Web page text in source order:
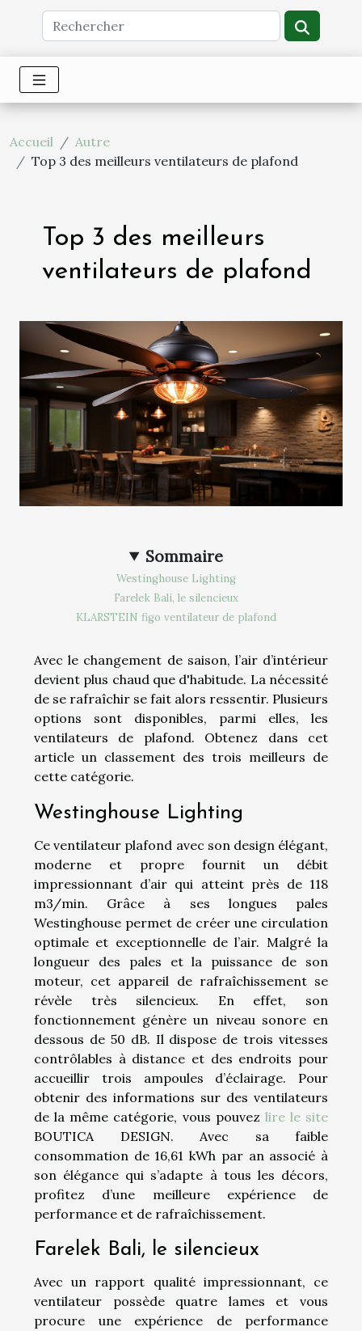
Accueil
Autre
Top 3 des meilleurs ventilateurs de plafond
Top 3 des meilleurs
ventilateurs de plafond
Sommaire
Westinghouse Lighting
Farelek Bali, le silencieux
KLARSTEIN figo ventilateur de plafond
Avec le changement de saison, l’air d’intérieur
devient plus chaud que d'habitude. La nécessité
de se rafraîchir se fait alors ressentir. Plusieurs
options sont disponibles, parmi elles, les
ventilateurs de plafond. Obtenez dans cet
article un classement des trois meilleurs de
cette catégorie.
Westinghouse Lighting
Ce ventilateur plafond avec son design élégant,
moderne et propre fournit un débit
impressionnant d’air qui atteint près de 118
m3/min. Grâce à ses longues pales
Westinghouse permet de créer une circulation
optimale et exceptionnelle de l’air. Malgré la
longueur des pales et la puissance de son
moteur, cet appareil de rafraîchissement se
révèle très silencieux. En effet, son
fonctionnement génère un niveau sonore en
dessous de 50 dB. Il dispose de trois vitesses
contrôlables à distance et des endroits pour
accueillir trois ampoules d’éclairage. Pour
obtenir des informations sur des ventilateurs
de la même catégorie, vous pouvez lire le site
BOUTICA DESIGN. Avec sa faible
consommation de 16,61 kWh par an associé à
son élégance qui s’adapte à tous les décors,
profitez d’une meilleure expérience de
performance et de rafraîchissement.
Farelek Bali, le silencieux
Avec un rapport qualité impressionnant, ce
ventilateur possède quatre lames et vous
procure une expérience de performance